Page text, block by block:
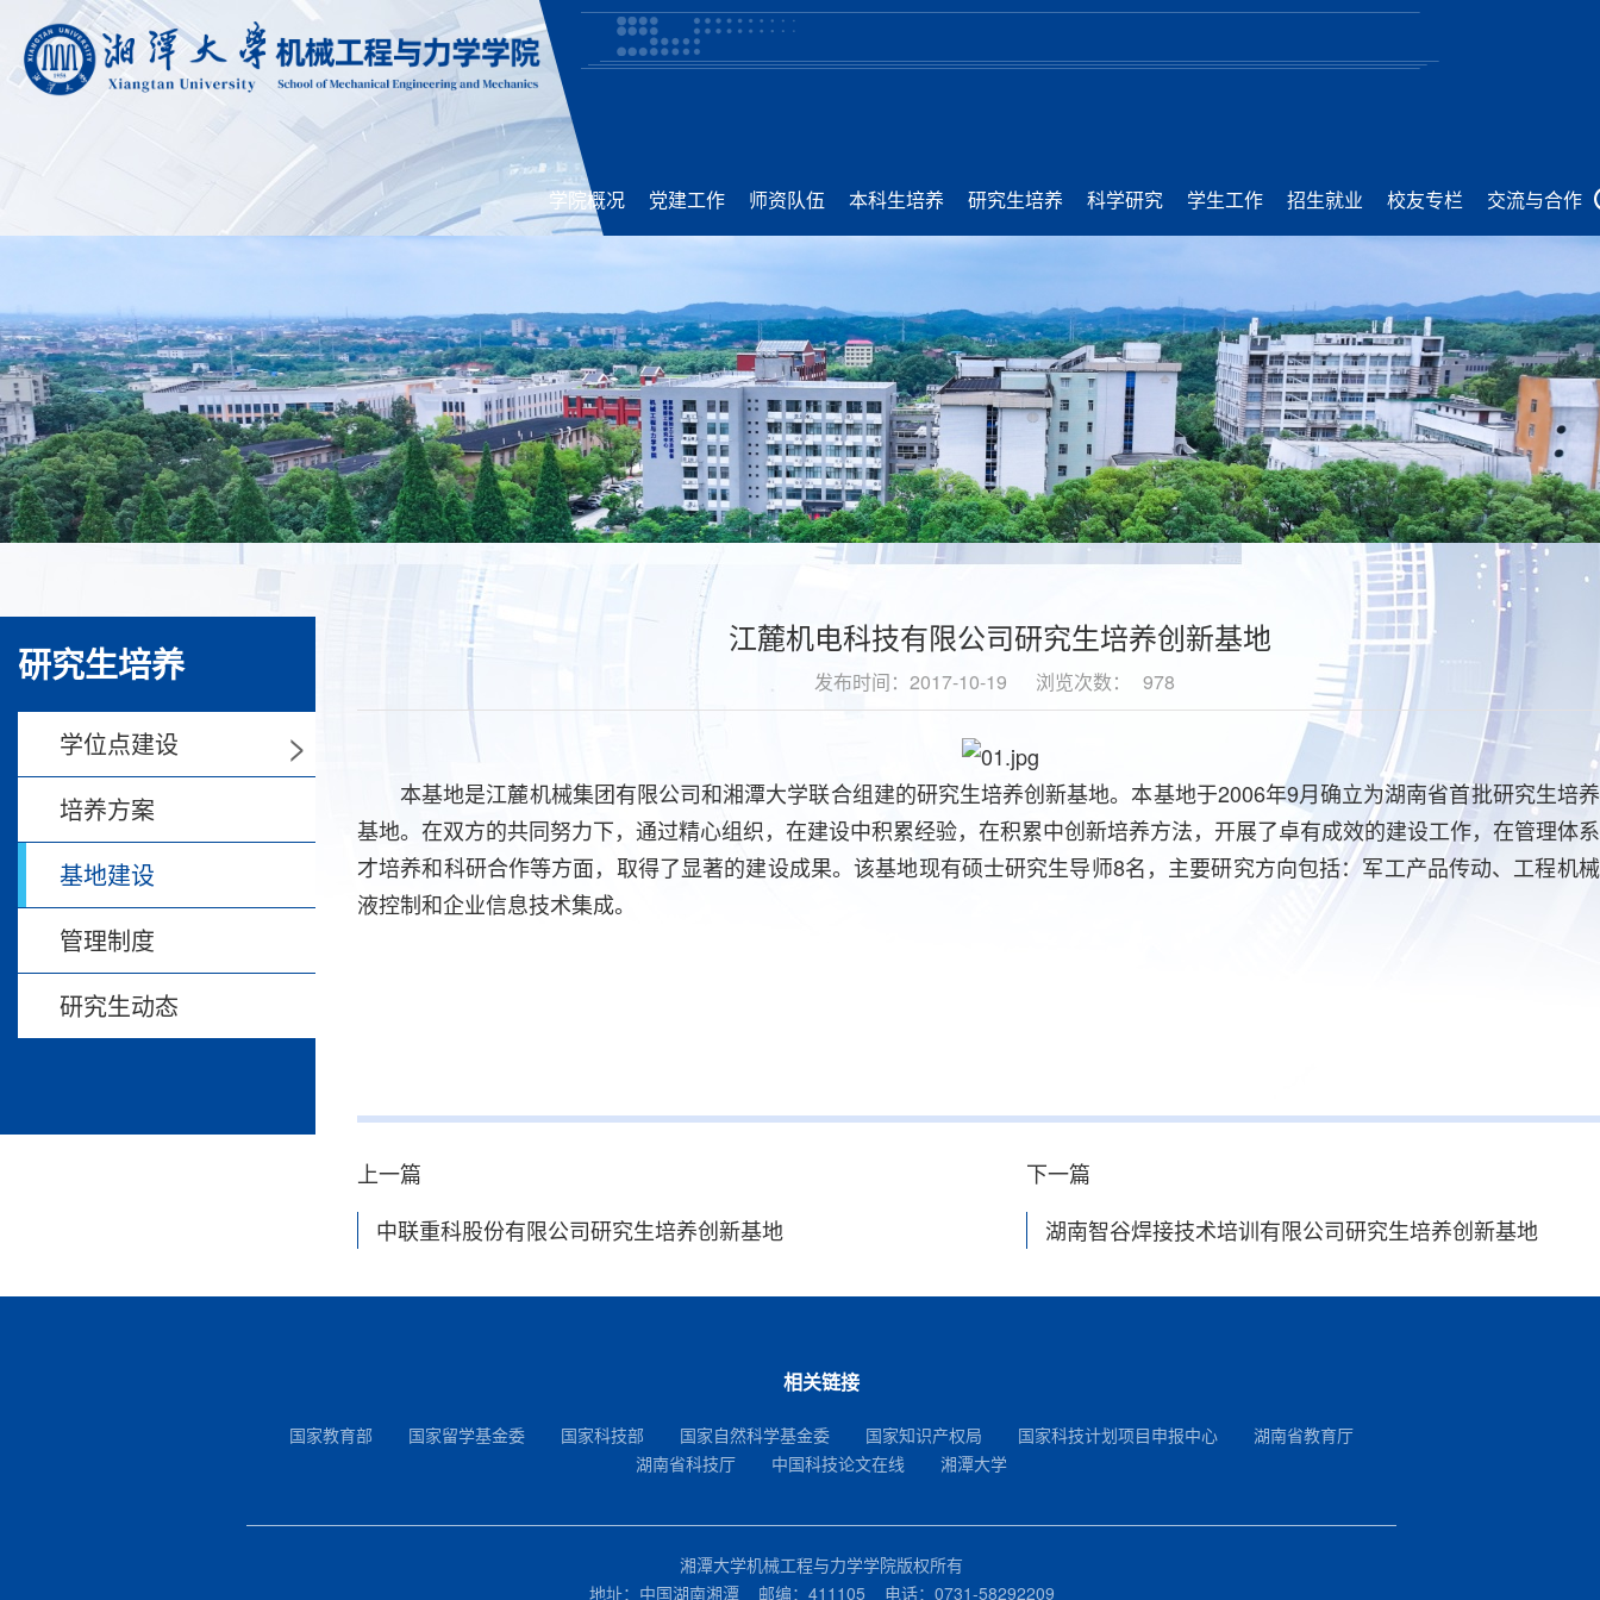
学院概况 党建工作 师资队伍 本科生培养 研究生培养 科学研究 学生工作 招生就业 校友专栏 交流与合作
研究生培养
学位点建设 >
培养方案
基地建设
管理制度
研究生动态
江麓机电科技有限公司研究生培养创新基地
发布时间：2017-10-19 浏览次数： 978
本基地是江麓机械集团有限公司和湘潭大学联合组建的研究生培养创新基地。本基地于2006年9月确立为湖南省首批研究生培
基地。在双方的共同努力下，通过精心组织，在建设中积累经验，在积累中创新培养方法，开展了卓有成效的建设工作，在管理体
才培养和科研合作等方面，取得了显著的建设成果。该基地现有硕士研究生导师8名，主要研究方向包括：军工产品传动、工程机
液控制和企业信息技术集成。
上一篇
中联重科股份有限公司研究生培养创新基地
下一篇
湖南智谷焊接技术培训有限公司研究生培养创新基地
相关链接
国家教育部 国家留学基金委 国家科技部 国家自然科学基金委 国家知识产权局 国家科技计划项目申报中心
湖南省教育厅
湖南省科技厅
中国科技论文在线 湘潭大学
湘潭大学机械工程与力学学院版权所有
地址：中国湖南湘潭 邮编：411105 电话：0731-58292209